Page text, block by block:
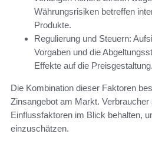
Währungsrisiken betreffen
Produkte.
Regulierung und Steuern:
Vorgaben und die
Effekte auf die Preisgestaltung.
Die Kombination dieser Faktoren
Zinsangebot am Markt. Verbraucher
Einflussfaktoren im Blick behalten,
einzuschätzen.